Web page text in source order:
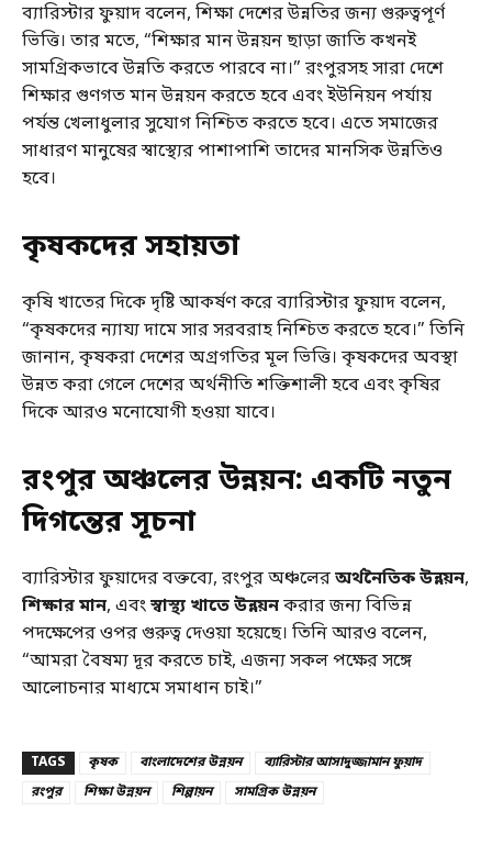
ব্যারিস্টার ফুয়াদ বলেন, শিক্ষা দেশের উন্নতির জন্য গুরুত্বপূর্ণ
ভিত্তি। তার মতে, “শিক্ষার মান উন্নয়ন ছাড়া জাতি কখনই
সামগ্রিকভাবে উন্নতি করতে পারবে না।” রংপুরসহ সারা দেশে
শিক্ষার গুণগত মান উন্নয়ন করতে হবে এবং ইউনিয়ন পর্যায়
পর্যন্ত খেলাধুলার সুযোগ নিশ্চিত করতে হবে। এতে সমাজের
সাধারণ মানুষের স্বাস্থ্যের পাশাপাশি তাদের মানসিক উন্নতিও
হবে।
কৃষকদের সহায়তা
কৃষি খাতের দিকে দৃষ্টি আকর্ষণ করে ব্যারিস্টার ফুয়াদ বলেন,
“কৃষকদের ন্যায্য দামে সার সরবরাহ নিশ্চিত করতে হবে।” তিনি
জানান, কৃষকরা দেশের অগ্রগতির মূল ভিত্তি। কৃষকদের অবস্থা
উন্নত করা গেলে দেশের অর্থনীতি শক্তিশালী হবে এবং কৃষির
দিকে আরও মনোযোগী হওয়া যাবে।
রংপুর অঞ্চলের উন্নয়ন: একটি নতুন
দিগন্তের সূচনা
ব্যারিস্টার ফুয়াদের বক্তব্যে, রংপুর অঞ্চলেরঅর্থনৈতিক উন্নয়ন,
শিক্ষার মান, এবংস্বাস্থ্য খাতে উন্নয়নকরার জন্য বিভিন্ন
পদক্ষেপের ওপর গুরুত্ব দেওয়া হয়েছে। তিনি আরও বলেন,
“আমরা বৈষম্য দূর করতে চাই, এজন্য সকল পক্ষের সঙ্গে
আলোচনার মাধ্যমে সমাধান চাই।”
TAGS কৃষক বাংলাদেশের উন্নয়ন
ব্যারিস্টার আসাদুজ্জামান ফুয়াদ
রংপুর
শিক্ষা উন্নয়ন শিল্পায়ন সামগ্রিক উন্নয়ন